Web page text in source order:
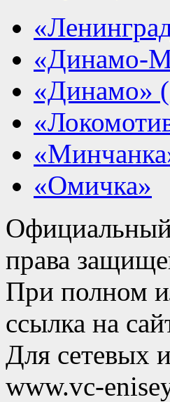
«Динамо-
«Динамо»
«Омичка»
Официальный
права
При полном
ссылка на
Для сетевых
www.vc-